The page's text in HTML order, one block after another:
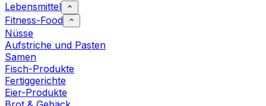
Lebensmittel
Fitness-Food
Nüsse
Aufstriche und Pasten
Samen
Fisch-Produkte
Fertiggerichte
Eier-Produkte